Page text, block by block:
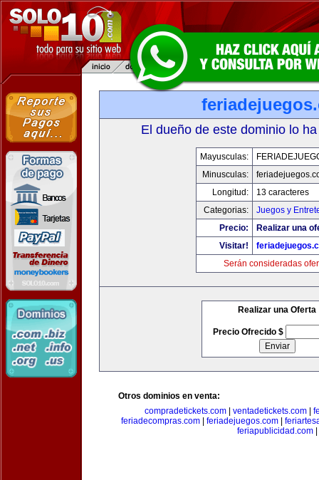
El dueño de este dominio lo
Mayusculas:
Minusculas:
Longitud:
13 caracteres
Categorias:
Juegos y
Precio:
Realizar una
Visitar!
Serán consideradas
Realizar una Oferta
Precio Ofrecido $
Otros dominios en venta:
compradetickets.com| ventadetickets.com|
feriadecompras.com| feriadejuegos.com|
feriapublicidad.com|